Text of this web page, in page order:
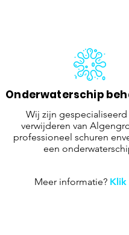
Onderwaterschip
Wij zijn
verwijderen van
professioneel schuren
een
Meer informatie? Klik